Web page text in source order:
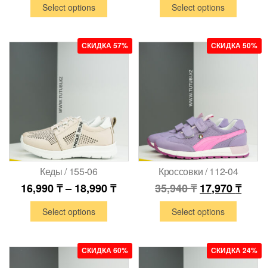
Select options Select options
СКИДКА 57%
Кеды / 155-06
16,990₸– 18,990₸
Select options
СКИДКА 50%
Кроссовки / 112-04
35,940₸ 17,970₸
Select options
СКИДКА 60% СКИДКА 24%